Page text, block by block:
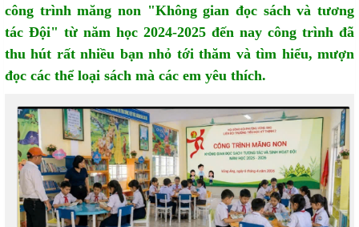
công trình măng non "Không gian đọc sách và tương
tác Đội" từ năm học 2024-2025 đến nay công trình đã
thu hút rất nhiều bạn nhỏ tới thăm và tìm hiểu, mượn
đọc các thể loại sách mà các em yêu thích.